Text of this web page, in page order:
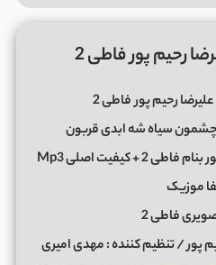
رحیم پور فاطی 2
علیرضا رحیم پورفاطی 2
سیاه شه ابدی قربون
آهنگ مازندرانی علیرضا رحیم پور بنام فاطی 2 + کیفیت اصلی Mp3
موزیک
فاطی 2
پور / تنظیم کننده : مهدی امیری